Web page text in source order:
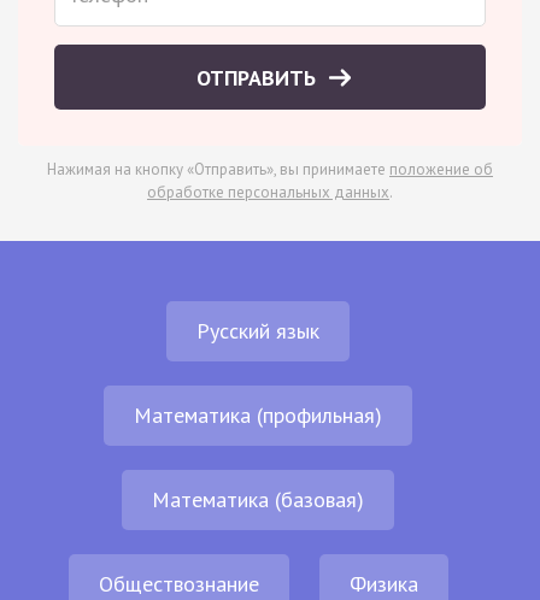
ОТПРАВИТЬ
Нажимая на кнопку «Отправить», вы принимаете положение об
обработке персональных данных.
Русский язык
Математика (профильная)
Математика (базовая)
Обществознание Физика